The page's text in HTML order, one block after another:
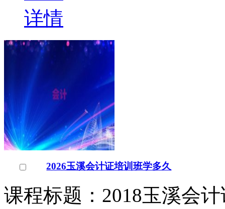
课程标题：2018玉溪会
玉溪会计证是玉溪会计
知名的会计证培训机构，
￥电询
询问底价
玉溪会计证培训学校
云南/玉溪市